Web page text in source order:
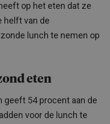
op het eten dat ze
helft van de
lunch te nemen op
eten
geeft 54 procent aan de
voor de lunch te